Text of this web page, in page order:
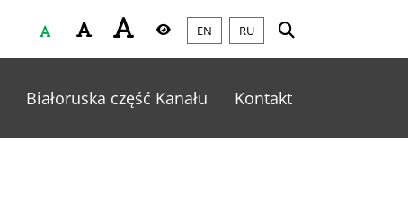
CzcionkaWysoki kontrast
EN RU
Białoruska część Kanału Kontakt